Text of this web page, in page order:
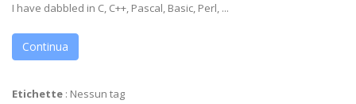
I have dabbled in C, C++, Pascal, Basic, Perl, ...
Continua
Etichette : Nessun tag